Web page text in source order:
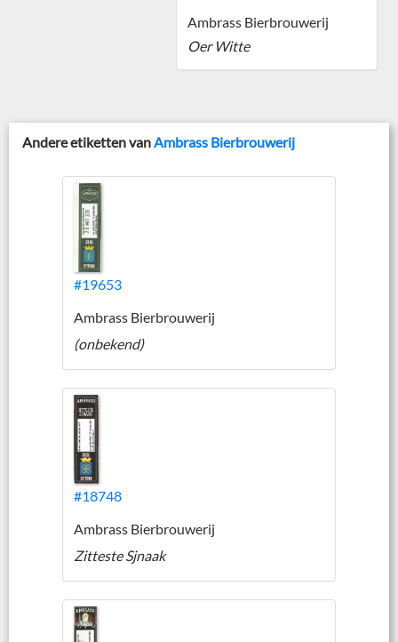
Ambrass Bierbrouwerij
Oer Witte
Andere etiketten van Ambrass Bierbrouwerij
#19653
Ambrass Bierbrouwerij
(onbekend)
#18748
Ambrass Bierbrouwerij
Zitteste Sjnaak